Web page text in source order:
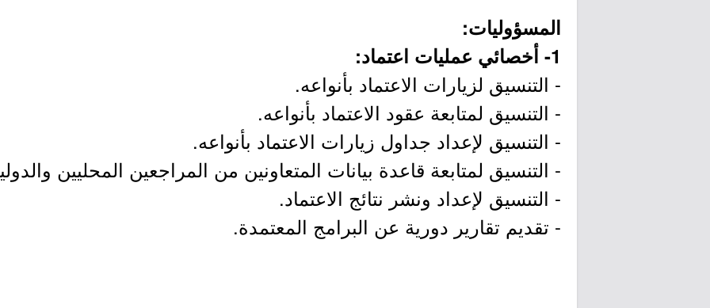
المسؤوليات:
1- أخصائي عمليات اعتماد:
- التنسيق لزيارات الاعتماد بأنواعه.
- التنسيق لمتابعة عقود الاعتماد بأنواعه.
- التنسيق لإعداد جداول زيارات الاعتماد بأنواعه.
- التنسيق لمتابعة قاعدة بيانات المتعاونين من المراجعين المحليين
- التنسيق لإعداد ونشر نتائج الاعتماد.
- تقديم تقارير دورية عن البرامج المعتمدة.